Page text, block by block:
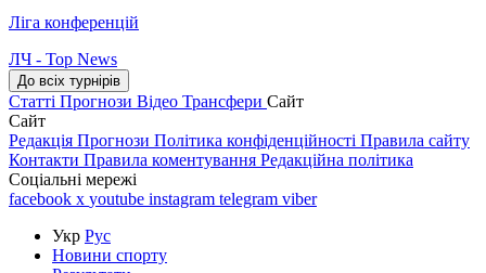
Ліга конференцій
ЛЧ - Top News
До всіх турнірів
Статті Прогнози Відео Трансфери Сайт
Сайт
Редакція Прогнози Політика конфіденційності Правила сайту
Контакти Правила коментування Редакційна політика
Соціальні мережі
facebook x youtube instagram telegram viber
Укр Рус
Новини спорту